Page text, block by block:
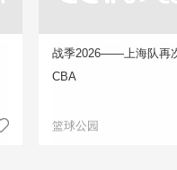
战季2026——上海队再
CBA
篮球公园